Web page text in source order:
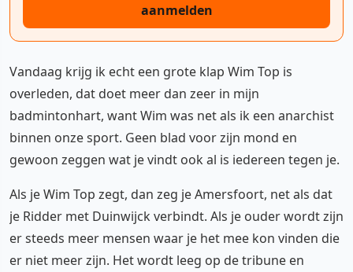
aanmelden
Vandaag krijg ik echt een grote klap Wim Top is
overleden, dat doet meer dan zeer in mijn
badmintonhart, want Wim was net als ik een anarchist
binnen onze sport. Geen blad voor zijn mond en
gewoon zeggen wat je vindt ook al is iedereen tegen je.
Als je Wim Top zegt, dan zeg je Amersfoort, net als dat
je Ridder met Duinwijck verbindt. Als je ouder wordt zijn
er steeds meer mensen waar je het mee kon vinden die
er niet meer zijn. Het wordt leeg op de tribune en